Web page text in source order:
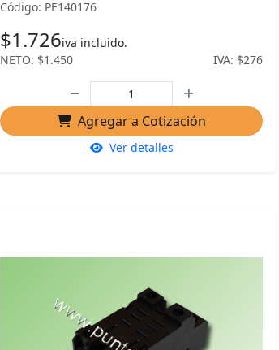
Código: PE140176
$1.726iva incluido.
NETO: $1.450
IVA: $276
Agregar a Cotización
Ver detalles